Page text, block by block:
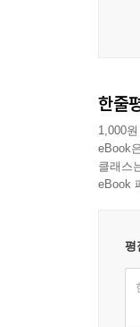
한줄
1,000
eBook
클래스
eBook
평